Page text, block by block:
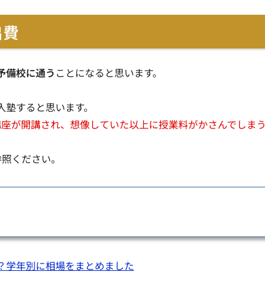
備校に通う ことになると思います。
すると思います。
が開講され、想像していた以上に授業料がかさんでしまう
ください。
年別に相場をまとめました